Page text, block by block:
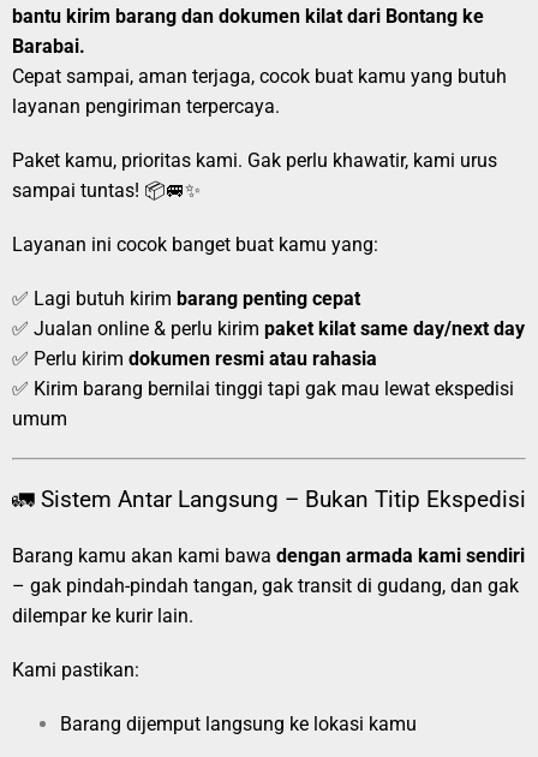
bantu kirim barang dan dokumen kilat dari Bontang ke
Barabai.
Cepat sampai, aman terjaga, cocok buat kamu yang butuh
layanan pengiriman terpercaya.
Paket kamu, prioritas kami. Gak perlu khawatir, kami urus
sampai tuntas! 📦🚐✨
Layanan ini cocok banget buat kamu yang:
✅ Lagi butuh kirim barang penting cepat
✅ Jualan online & perlu kirim paket kilat same day/next day
✅ Perlu kirim dokumen resmi atau rahasia
✅ Kirim barang bernilai tinggi tapi gak mau lewat ekspedisi
umum
🚛 Sistem Antar Langsung – Bukan Titip Ekspedisi
Barang kamu akan kami bawa dengan armada kami sendiri
– gak pindah-pindah tangan, gak transit di gudang, dan gak
dilempar ke kurir lain.
Kami pastikan:
Barang dijemput langsung ke lokasi kamu